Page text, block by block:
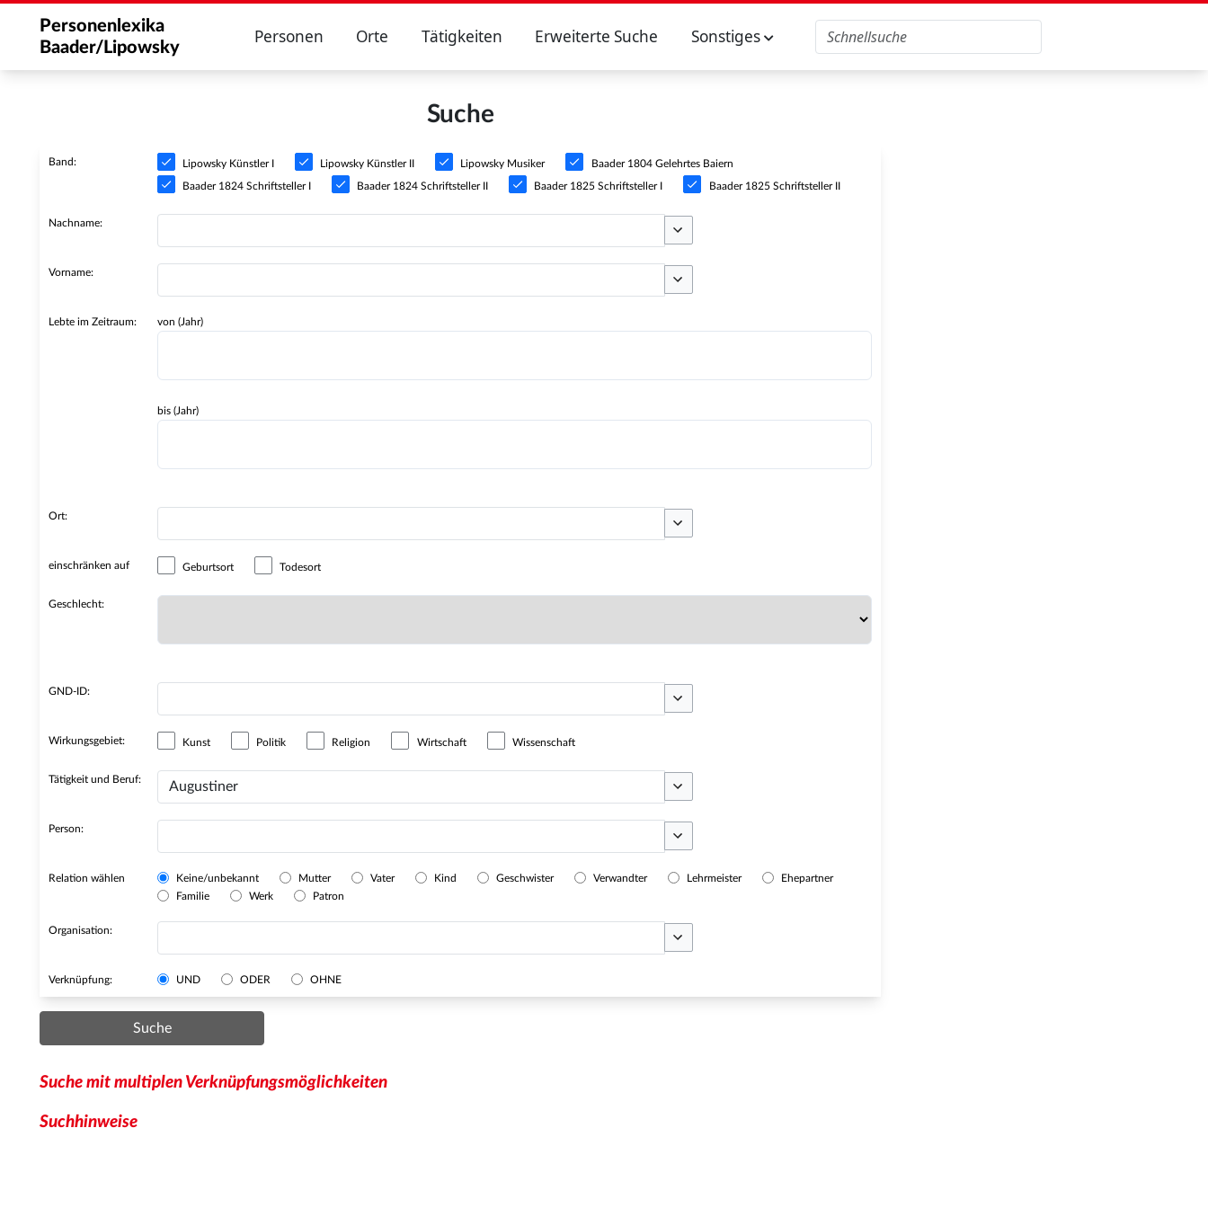
Personenlexika
Baader/Lipowsky
Personen Orte Tätigkeiten Erweiterte Suche Sonstiges
Suche
Band: Lipowsky Künstler I Lipowsky Künstler II Lipowsky Musiker Baader 1804 Gelehrtes Baiern
Baader 1824 Schriftsteller I Baader 1824 Schriftsteller II Baader 1825 Schriftsteller I Baader 1825 Schriftsteller II
Nachname:
Optionen umschalten
Vorname:
Optionen umschalten
Lebte im Zeitraum: von (Jahr)
bis (Jahr)
Ort:
Optionen umschalten
einschränken auf Geburtsort Todesort
Geschlecht:
GND-ID:
Optionen umschalten
Wirkungsgebiet: Kunst Politik Religion Wirtschaft Wissenschaft
Tätigkeit und Beruf:
Optionen umschalten
Person:
Optionen umschalten
Relation wählen Keine/unbekannt Mutter Vater Kind Geschwister Verwandter Lehrmeister
Ehepartner
Familie
Werk Patron
Organisation:
Optionen umschalten
Verknüpfung: UND ODER OHNE
Suche
Suche mit multiplen Verknüpfungsmöglichkeiten
Suchhinweise